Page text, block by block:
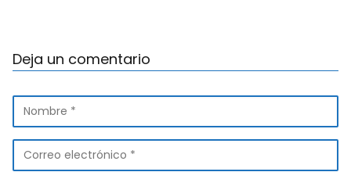
Deja un comentario